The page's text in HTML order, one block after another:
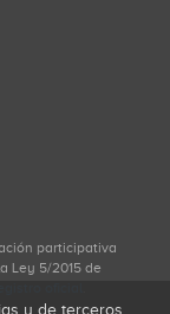
participativa
Ley 5/2015 de
y de terceros